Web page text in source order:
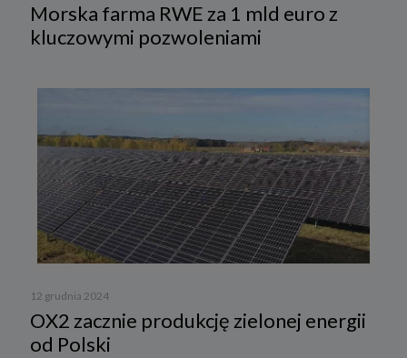
Morska farma RWE za 1 mld euro z
kluczowymi pozwoleniami
12 grudnia 2024
OX2 zacznie produkcję zielonej energii
od Polski